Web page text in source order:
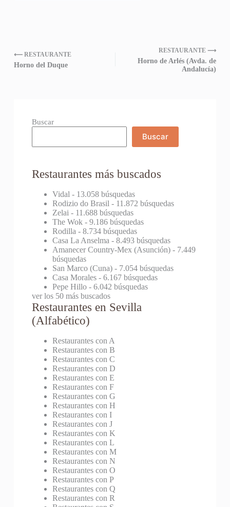
⟵ RESTAURANTE
Horno del Duque
RESTAURANTE ⟶
Horno de Arlés (Avda. de
Andalucía)
Buscar
Buscar
Restaurantes más buscados
Vidal - 13.058 búsquedas
Rodizio do Brasil - 11.872 búsquedas
Zelai - 11.688 búsquedas
The Wok- 9.186 búsquedas
Rodilla - 8.734 búsquedas
Casa La Anselma - 8.493 búsquedas
Amanecer Country-Mex (Asunción)- 7.449
búsquedas
San Marco (Cuna)- 7.054 búsquedas
Casa Morales- 6.167 búsquedas
Pepe Hillo- 6.042 búsquedas
ver los 50 más buscados
Restaurantes en Sevilla
(Alfabético)
Restaurantes con A
Restaurantes con B
Restaurantes con C
Restaurantes con D
Restaurantes con E
Restaurantes con F
Restaurantes con G
Restaurantes con H
Restaurantes con I
Restaurantes con J
Restaurantes con K
Restaurantes con L
Restaurantes con M
Restaurantes con N
Restaurantes con O
Restaurantes con P
Restaurantes con Q
Restaurantes con R